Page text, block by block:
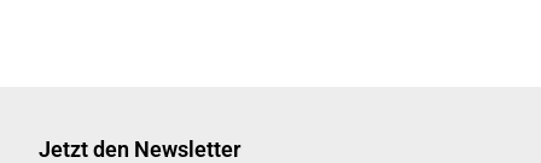
Jetzt den Newsletter